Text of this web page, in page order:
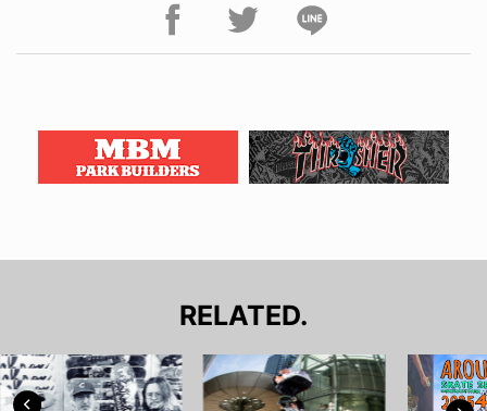
RELATED.